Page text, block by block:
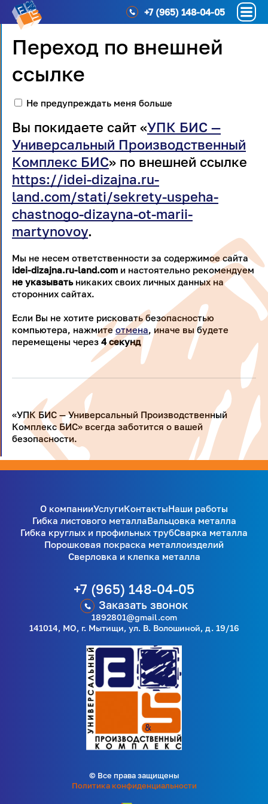
+7 (965) 148-04-05
Переход по внешней
ссылке
Не предупреждать меня больше
Вы покидаете сайт «УПК БИС —
Универсальный Производственный
Комплекс БИС» по внешней ссылке
https://idei-dizajna.ru-
land.com/stati/sekrety-uspeha-
chastnogo-dizayna-ot-marii-
martynovoy.
Мы не несем ответственности за содержимое сайта
idei-dizajna.ru-land.com и настоятельно рекомендуем
не указыватьникаких своих личных данных на
сторонних сайтах.
Если Вы не хотите рисковать безопасностью
компьютера, нажмитеотмена, иначе вы будете
перемещены через 4секунд
«УПК БИС — Универсальный Производственный
Комплекс БИС» всегда заботится о вашей
безопасности.
О компанииУслугиКонтактыНаши работы
Гибка листового металлаВальцовка металла
Гибка круглых и профильных трубСварка металла
Порошковая покраска металлоизделий
Сверловка и клепка металла
+7 (965) 148-04-05
Заказать звонок
1892801@gmail.com
141014, МО, г. Мытищи, ул. В. Волошиной, д. 19/16
© Все права защищены
Политика конфиденциальности